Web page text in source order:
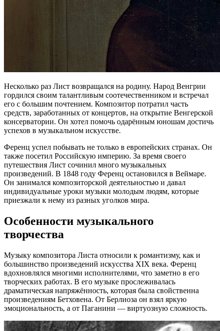
Несколько раз Лист возвращался на родину. Народ Венгрии
гордился своим талантливым соотечественником и встречал
его с большим почтением. Композитор потратил часть
средств, заработанных от концертов, на открытие Венгерской
консерватории. Он хотел помочь одарённым юношам достичь
успехов в музыкальном искусстве.
Ференц успел побывать не только в европейских странах. Он
также посетил Российскую империю. За время своего
путешествия Лист сочинил много музыкальных
произведений. В 1848 году Ференц остановился в Веймаре.
Он занимался композиторской деятельностью и давал
индивидуальные уроки музыки молодым людям, которые
приезжали к нему из разных уголков мира.
Особенности музыкального
творчества
Музыку композитора Листа относили к романтизму, как и
большинство произведений искусства XIX века. Ференц
вдохновлялся многими исполнителями, что заметно в его
творческих работах. В его музыке прослеживалась
драматическая напряжённость, которая была свойственна
произведениям Бетховена. От Берлиоза он взял яркую
эмоциональность, а от Паганини — виртуозную сложность.